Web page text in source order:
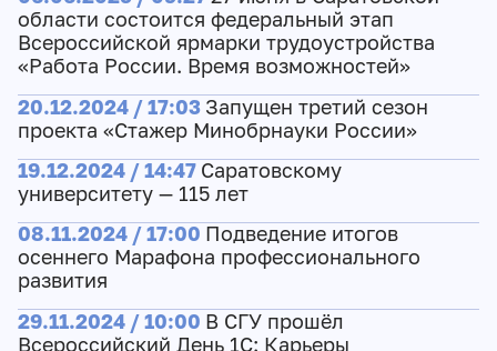
области состоится федеральный этап
Всероссийской ярмарки трудоустройства
«Работа России. Время возможностей»
20.12.2024 / 17:03 Запущен третий сезон
проекта «Стажер Минобрнауки России»
19.12.2024 / 14:47 Саратовскому
университету — 115 лет
08.11.2024 / 17:00 Подведение итогов
осеннего Марафона профессионального
развития
29.11.2024 / 10:00 В СГУ прошёл
Всероссийский День 1C: Карьеры